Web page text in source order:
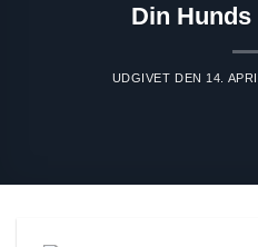
Din
UDGIVET DEN 14.